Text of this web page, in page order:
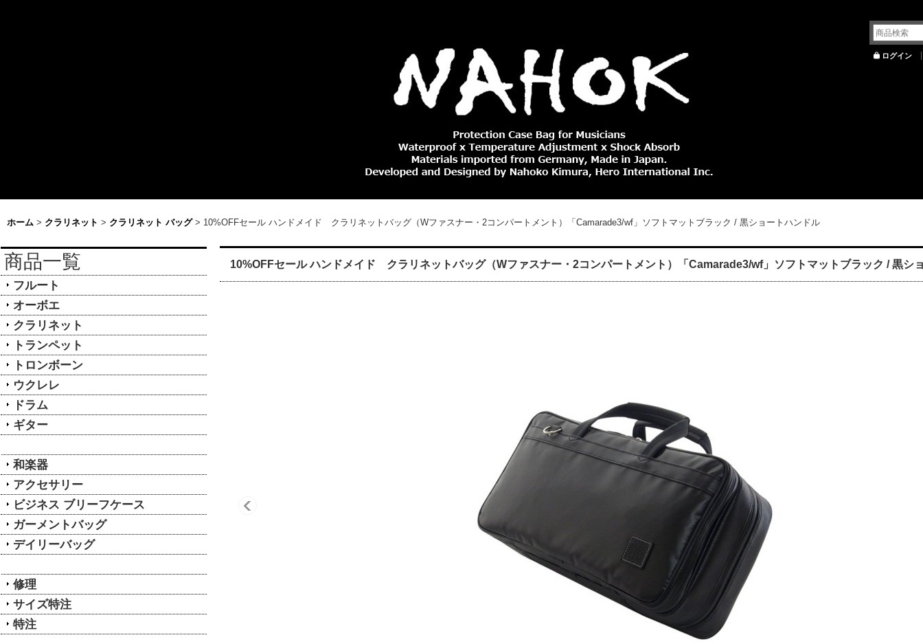
ログイン
ホーム > クラリネット > クラリネット バッグ > 10%OFFセール ハンドメイド クラリネットバッグ（Wファスナー・2コンパートメント）「Camarade3/wf」ソフトマットブラック / 黒ショートハンドル
商品一覧
フルート
オーボエ
クラリネット
トランペット
トロンボーン
ウクレレ
ドラム
ギター
和楽器
アクセサリー
ビジネス ブリーフケース
ガーメントバッグ
デイリーバッグ
修理
サイズ特注
特注
10%OFFセール ハンドメイド クラリネットバッグ（Wファスナー・2コンパートメント）「Camarade3/wf」ソフトマットブラック / 黒シ